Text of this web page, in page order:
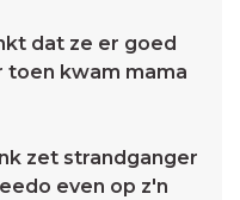
dat ze er goed
toen kwam mama
zet strandganger
even op z'n